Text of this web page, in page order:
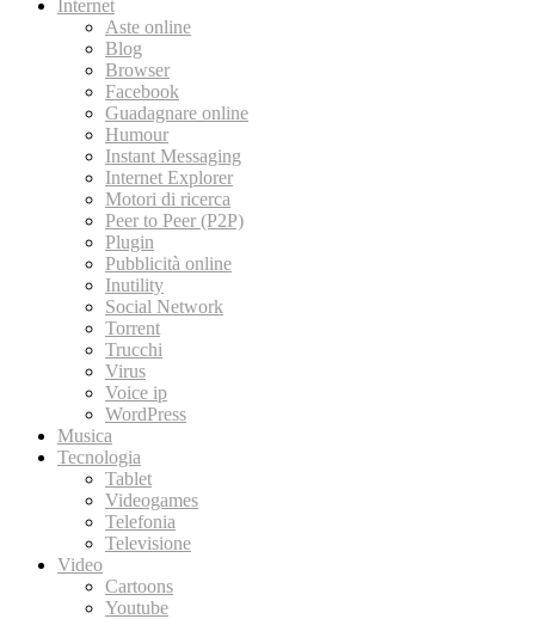
Internet
Aste online
Blog
Browser
Facebook
Guadagnare online
Humour
Instant Messaging
Internet Explorer
Motori di ricerca
Peer to Peer (P2P)
Plugin
Pubblicità online
Inutility
Social Network
Torrent
Trucchi
Virus
Voice ip
WordPress
Musica
Tecnologia
Tablet
Videogames
Telefonia
Televisione
Video
Cartoons
Youtube